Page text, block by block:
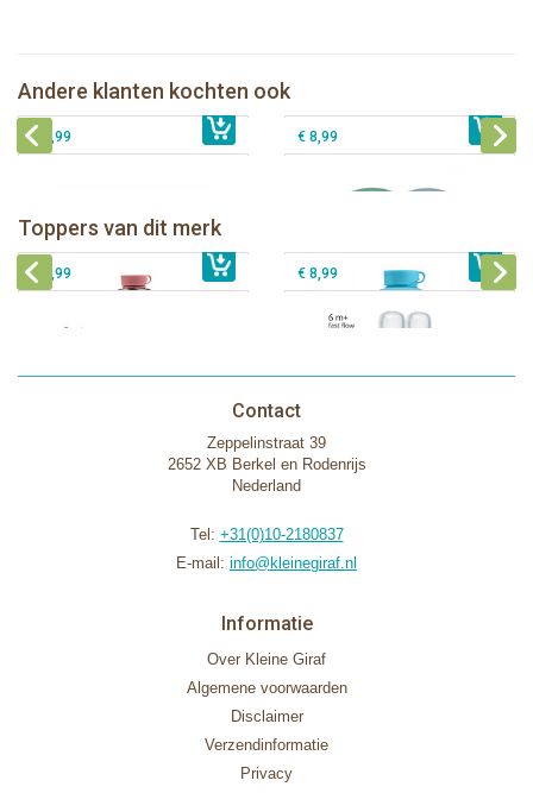
Andere klanten kochten ook
€ 8,99 Pura Sport Rietje Mint
€ 8,99 € 8,99
Toppers van dit merk
€ 40,99
Pura Sportfles 550 ml + Aqua sleeve
Pura silicone tuit 2 stuks
€ 9,99 € 8,99
Contact
Zeppelinstraat 39
2652 XB Berkel en Rodenrijs
Nederland
Tel: +31(0)10-2180837
E-mail: info@kleinegiraf.nl
Informatie
Over Kleine Giraf
Algemene voorwaarden
Disclaimer
Verzendinformatie
Privacy